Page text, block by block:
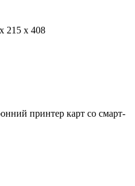
215 x 408
принтер карт со смарт-